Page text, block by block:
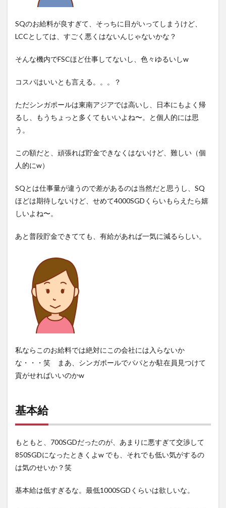
SQのお給料が良すぎて、そっちに目がいってしまうけど、
LCCとしては、すごく悪くはないんじゃないかな？
そんな機内でFSCほど仕事してないし、色々ゆるいしw
コスパはいいとも言える。。。？
ただシンガポールは東南アジアでは高いし、日本にもよく帰
るし、もうちょっと多くてもいいよね〜。と個人的には思
う。
この額だと、頑張れば貯金できなくはないけど、難しい（個
人的にw）
SQとは仕事量が違うので差があるのは当然だと思うし、SQ
ほどは期待しないけど、せめて4000SGDくらいもらえたら嬉
しいよね〜。
あと普段貯金できてても、有給があれば一気に減るらしい。
私ならこのお給料では絶対にこの会社には入らないか
な・・・笑 まあ、シンガポールでパパとか駐在員見つけて
貢がせればいいのかw
基本給
もともと、700SGDだったのが、あまりに悪すぎて交渉して
850SGDになったときくよw でも、それでも低い気がするの
は気のせいか？笑
基本給は低すぎるな。最低1000SGDくらいは欲しいな。